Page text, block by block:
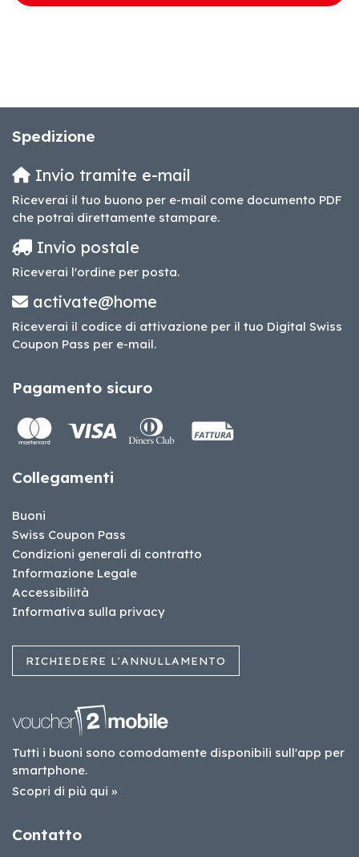
Spedizione
Invio tramite e-mail
Riceverai il tuo buono per e-mail come documento PDF
che potrai direttamente stampare.
Invio postale
Riceverai l'ordine per posta.
activate@home
Riceverai il codice di attivazione per il tuo Digital Swiss
Coupon Pass per e-mail.
Pagamento sicuro
Collegamenti
Buoni
Swiss Coupon Pass
Condizioni generali di contratto
Informazione Legale
Accessibilità
Informativa sulla privacy
RICHIEDERE L'ANNULLAMENTO
Tutti i buoni sono comodamente disponibili sull'app per
smartphone.
Scopri di più qui »
Contatto